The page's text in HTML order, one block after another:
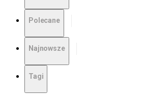
Polecane
Najnowsze
Tagi